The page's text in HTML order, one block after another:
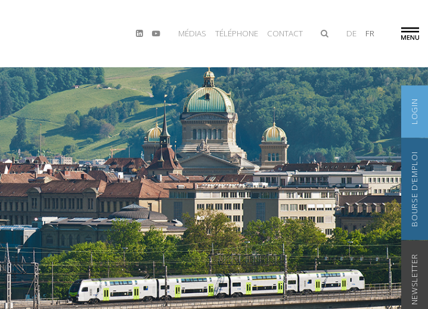
MÉDIAS TÉLÉPHONE CONTACT DE FR
LOGIN
BOURSE D'EMPLOI
NEWSLETTER